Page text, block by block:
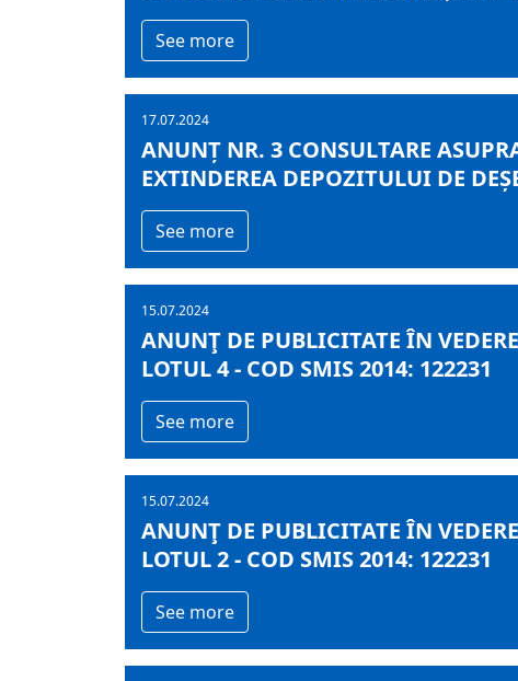
See more
17.07.2024
ANUNȚ NR. 3 CONSULTARE
EXTINDEREA DEPOZITULUI DE
See more
15.07.2024
ANUNŢ DE PUBLICITATE ÎN
LOTUL 4 - COD SMIS 2014: 122231
See more
15.07.2024
ANUNŢ DE PUBLICITATE ÎN
LOTUL 2 - COD SMIS 2014: 122231
See more